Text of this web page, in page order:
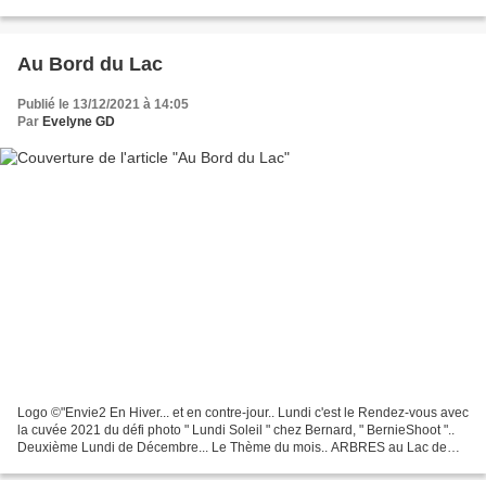
Au Bord du Lac
Publié le 13/12/2021 à 14:05
Par Evelyne GD
Logo ©"Envie2 En Hiver... et en contre-jour.. Lundi c'est le Rendez-vous avec
la cuvée 2021 du défi photo " Lundi Soleil " chez Bernard, " BernieShoot "..
Deuxième Lundi de Décembre... Le Thème du mois.. ARBRES au Lac de